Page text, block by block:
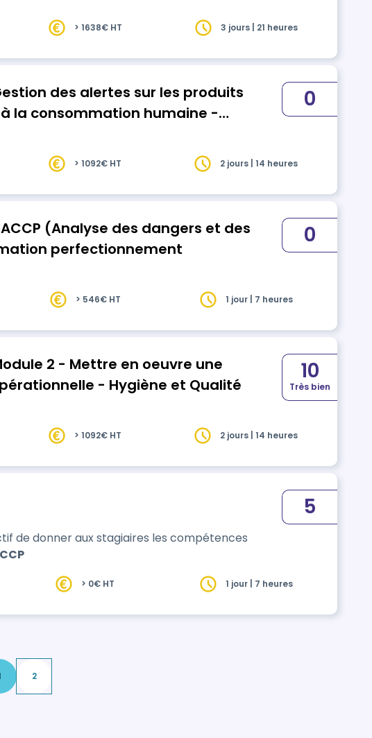
> 1638€ HT 3 jours | 21 heures
des alertes sur les produits
la consommation humaine -
0
> 1092€ HT 2 jours | 14 heures
(Analyse des dangers et des
perfectionnement
0
> 546€ HT 1 jour | 7 heures
2 - Mettre en oeuvre une
- Hygiène et Qualité
10
Très bien
> 1092€ HT 2 jours | 14 heures
de donner aux stagiaires les compétences
5
> 0€ HT 1 jour | 7 heures
2